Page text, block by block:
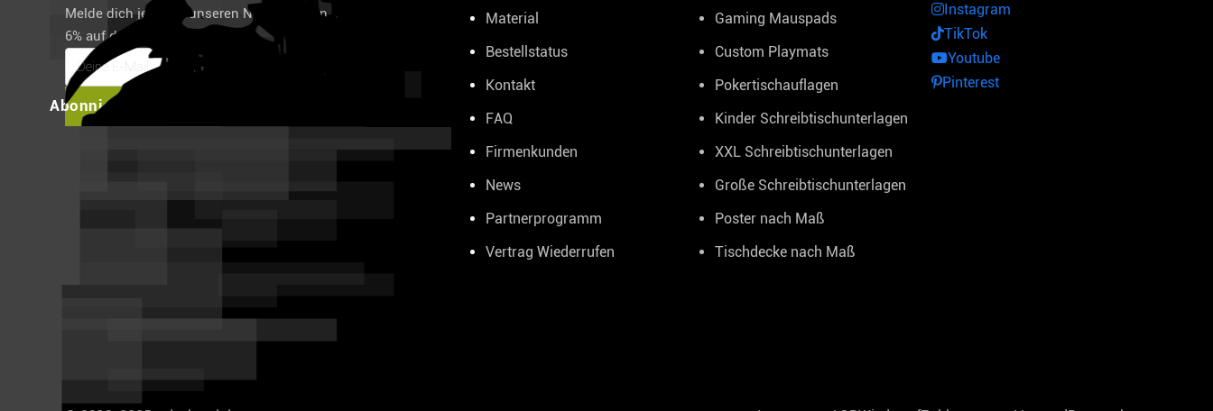
Melde dich jetzt für unseren Newsletter an und spare
6% auf deine erste Bestellung!
Abonnieren
Material
Bestellstatus
Kontakt
FAQ
Firmenkunden
News
Partnerprogramm
Vertrag Wiederrufen
Gaming Mauspads
Custom Playmats
Pokertischauflagen
Kinder Schreibtischunterlagen
XXL Schreibtischunterlagen
Große Schreibtischunterlagen
Poster nach Maß
Tischdecke nach Maß
Instagram
TikTok
Youtube
Pinterest